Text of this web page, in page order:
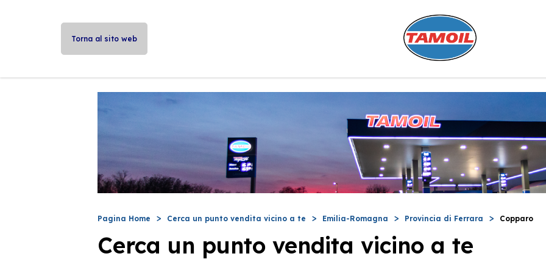
Torna al sito web
Pagina Home Cerca un punto vendita vicino a te Emilia-Romagna Provincia di Ferrara Copparo
Cerca un punto vendita vicino a te